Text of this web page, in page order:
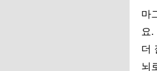
마
요.
더
뇌